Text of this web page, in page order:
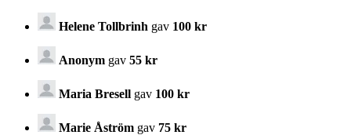
Helene Tollbrinh gav 100 kr
Anonym gav 55 kr
Maria Bresell gav 100 kr
Marie Åström gav 75 kr